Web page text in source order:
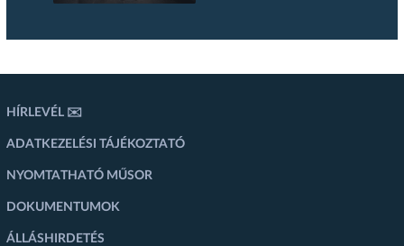
HÍRLEVÉL ✉️
ADATKEZELÉSI TÁJÉKOZTATÓ
NYOMTATHATÓ MŰSOR
DOKUMENTUMOK
ÁLLÁSHIRDETÉS